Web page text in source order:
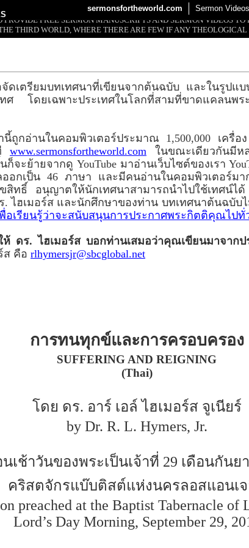
sermonsfortheworld.com Sermon Videos
PROVIDE FREE SERMON MANUSCRIPTS AND SERMON VIDEOS
THIRD WORLD, WHERE THERE ARE FEW IF ANY
จัดเตรียมบทเทศนาที่เขียนจากต้นฉบับ และในรูปแ
ทศ โดยเฉพาะประเทศในโลกที่สามที่ขาดแคลนพร
นี้ถูกอ่านในคอมพิวเตอร์ประมาณ 1,500,000 เครื่
www.sermonsfortheworld.com ในขณะเดียวกันมีห
จะย้ายจากดู YouTube มาอ่านเว็บไซต์ของเรา
อกเป็น 46 ภาษา และมีคนอ่านในคอมพิวเตอร์ม
สิทธิ์ อนุญาตให้นักเทศนาสามารถนำไปใช้เทศน์ไ
. ไฮเมอร์ส และนักศึกษาของท่าน บทเทศนาต้นฉบับ
เรียนรู้ว่าจะสนับสนุนการประกาศพระกิตติคุณไปทั่
ดร. ไฮเมอร์ส บอกท่านเสมอว่าคุณเขียนมาจากป
ส คือ rlhymersjr@sbcglobal.net
การทนทุกข์และการครอบครอง
SUFFERING AND REIGNING
(Thai)
โดย ดร. อาร์ เอล์ ไฮเมอร์ส จูเนียร์
by Dr. R. L. Hymers, Jr.
เช้าวันของพระเป็นเจ้าที่ 29 เดือนกันย
คริสตจักรแบ๊บติสต์แห่งนครลอสแอนเ
preached at the Baptist Tabernacle of
Lord’s Day Morning, September 29,